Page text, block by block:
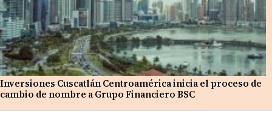
Inversiones Cuscatlán Centroamérica inicia el proceso de
cambio de nombre a Grupo Financiero BSC